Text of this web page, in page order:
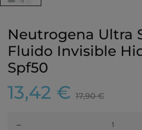
Neutrogena Ultra
Fluido Invisible
Spf50
13,42 € 17,90 €
–